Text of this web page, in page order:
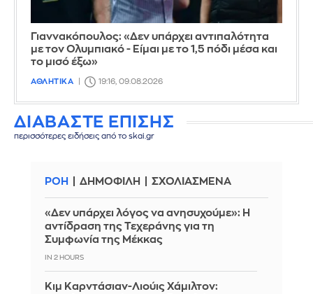
Γιαννακόπουλος: «Δεν υπάρχει αντιπαλότητα
με τον Ολυμπιακό - Είμαι με το 1,5 πόδι μέσα και
το μισό έξω»
ΑΘΛΗΤΙΚΑ 19:16, 09.08.2026
ΔΙΑΒΑΣΤΕ ΕΠΙΣΗΣ
περισσότερες ειδήσεις από το skai.gr
ΡΟΗ ΔΗΜΟΦΙΛΗ ΣΧΟΛΙΑΣΜΕΝΑ
«Δεν υπάρχει λόγος να ανησυχούμε»: Η
αντίδραση της Τεχεράνης για τη
Συμφωνία της Μέκκας
IN 2 HOURS
Κιμ Καρντάσιαν-Λιούις Χάμιλτον: